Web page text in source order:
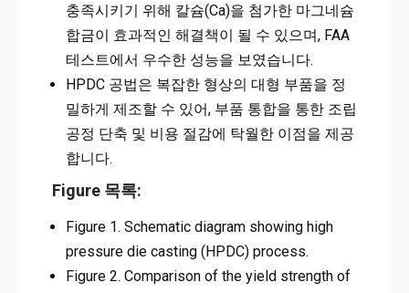
충족시키기 위해 칼슘(Ca)을 첨가한 마그네슘
합금이 효과적인 해결책이 될 수 있으며, FAA
테스트에서 우수한 성능을 보였습니다.
HPDC 공법은 복잡한 형상의 대형 부품을 정
밀하게 제조할 수 있어, 부품 통합을 통한 조립
공정 단축 및 비용 절감에 탁월한 이점을 제공
합니다.
Figure 목록:
Figure 1. Schematic diagram showing high
pressure die casting (HPDC) process.
Figure 2. Comparison of the yield strength of